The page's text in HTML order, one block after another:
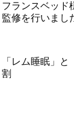
フランスベッド
監修を行いまし
「レム睡眠」
割